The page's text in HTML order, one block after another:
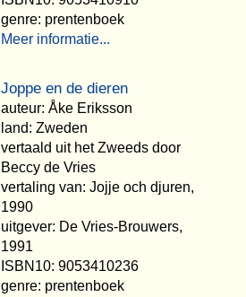
genre: prentenboek
Meer informatie...
Joppe en de dieren
auteur: Åke Eriksson
land: Zweden
vertaald uit het Zweeds door
Beccy de Vries
vertaling van: Jojje och djuren,
1990
uitgever: De Vries-Brouwers,
1991
ISBN10: 9053410236
genre: prentenboek